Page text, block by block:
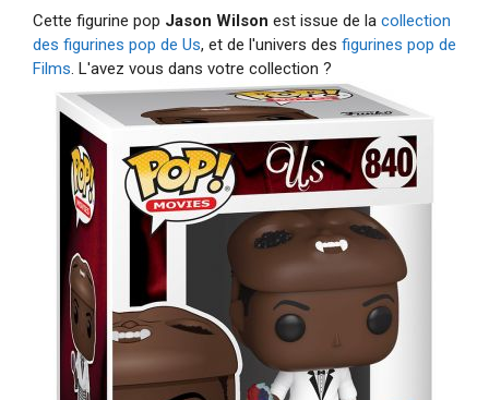
Cette figurine pop Jason Wilson est issue de la collection
des figurines pop de Us, et de l'univers des figurines pop de
Films. L'avez vous dans votre collection ?